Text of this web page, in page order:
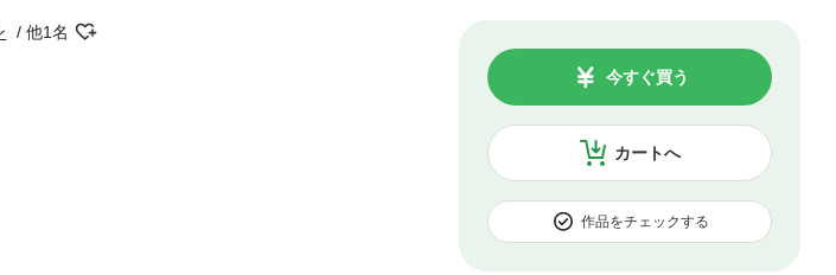
他1名
カートへ
今すぐ買う
作品をチェックする